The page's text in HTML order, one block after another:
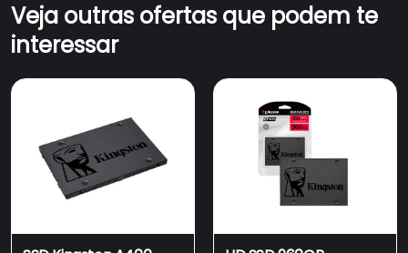
Veja outras ofertas que podem te
interessar